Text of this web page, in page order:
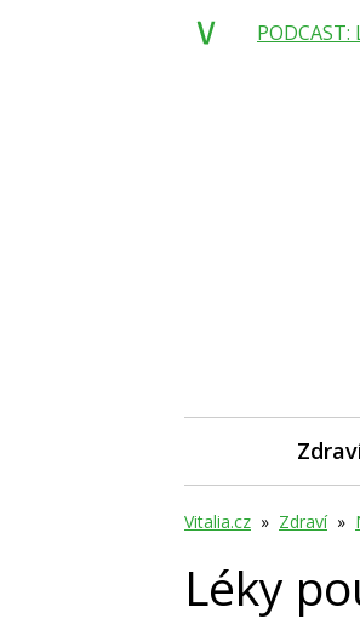
Vitalia.cz » Zdraví »
Léky